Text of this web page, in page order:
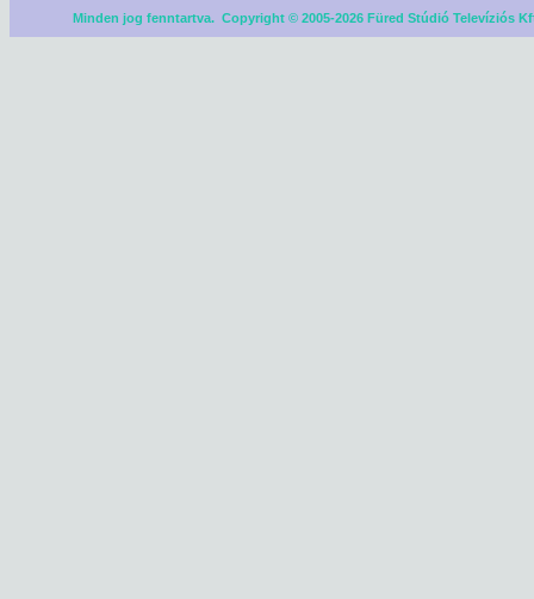
Minden jog fenntartva. Copyright © 2005-2026 Füred Stúdió Televíziós